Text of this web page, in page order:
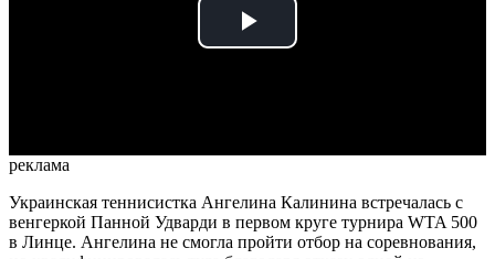
Play
реклама
Украинская теннисистка Ангелина Калинина встречалась с
венгеркой Панной Удварди в первом круге турнира WTA 500
в Линце. Ангелина не смогла пройти отбор на соревнования,